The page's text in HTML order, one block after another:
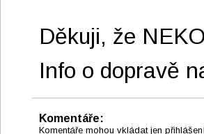
Děkuji, že
Info o dopravě
Komentáře:
Komentáře mohou vkládat jen